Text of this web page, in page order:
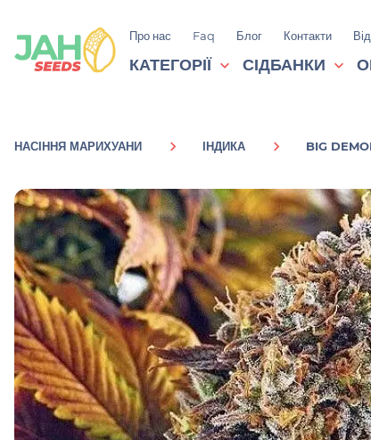
Про нас Faq Блог Контакти
КАТЕГОРІЇ СІДБАНКИ
НАСІННЯ МАРИХУАНИ ІНДИКА BIG